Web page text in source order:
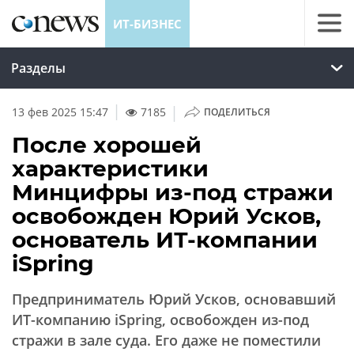
ИТ-БИЗНЕС
Разделы
13 фев 2025 15:47 7185 | ПОДЕЛИТЬСЯ
После хорошей
характеристики
Минцифры из-под стражи
освобожден Юрий Усков,
основатель ИТ-компании
iSpring
Предприниматель Юрий Усков, основавший
ИТ-компанию iSpring, освобожден из-под
стражи в зале суда. Его даже не поместили